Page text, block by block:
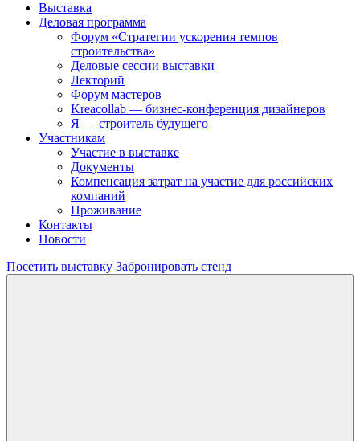
Выставка
Деловая программа
Форум «Стратегии ускорения темпов
строительства»
Деловые сессии выставки
Лекторий
Форум мастеров
Kreacollab — бизнес-конференция дизайнеров
Я — строитель будущего
Участникам
Участие в выставке
Документы
Компенсация затрат на участие для российских
компаний
Проживание
Контакты
Новости
Посетить выставку Забронировать стенд